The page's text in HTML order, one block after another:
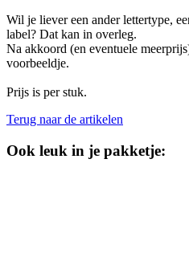
Wil je liever een ander lettertype,
label? Dat kan in overleg.
Na akkoord (en eventuele
voorbeeldje.
Prijs is per stuk.
Terug naar de artikelen
Ook leuk in je pakketje: